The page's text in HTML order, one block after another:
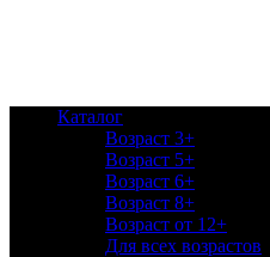
Каталог
Возраст 3+
Возраст 5+
Возраст 6+
Возраст 8+
Возраст от 12+
Для всех возрастов